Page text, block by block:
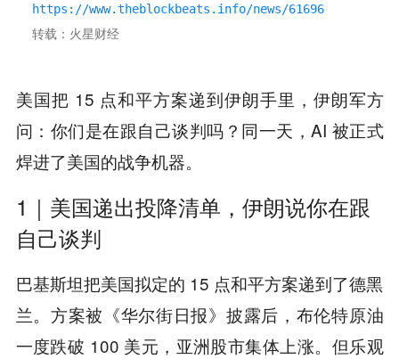
https://www.theblockbeats.info/news/61696
转载：火星财经
美国把 15 点和平方案递到伊朗手里，伊朗军方
问：你们是在跟自己谈判吗？同一天，AI 被正式
焊进了美国的战争机器。
1｜美国递出投降清单，伊朗说你在跟
自己谈判
巴基斯坦把美国拟定的 15 点和平方案递到了德黑
兰。方案被《华尔街日报》披露后，布伦特原油
一度跌破 100 美元，亚洲股市集体上涨。但乐观